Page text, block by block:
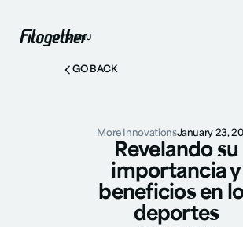
MENU
GO BACK
More InnovationsJanuary 23,
Revelando su
importancia y
beneficios en
deportes